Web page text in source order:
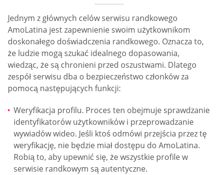
Jednym z głównych celów serwisu randkowego
AmoLatina jest zapewnienie swoim użytkownikom
doskonałego doświadczenia randkowego. Oznacza to,
że ludzie mogą szukać idealnego dopasowania,
wiedząc, że są chronieni przed oszustwami. Dlatego
zespół serwisu dba o bezpieczeństwo członków za
pomocą następujących funkcji:
Weryfikacja profilu. Proces ten obejmuje sprawdzanie
identyfikatorów użytkowników i przeprowadzanie
wywiadów wideo. Jeśli ktoś odmówi przejścia przez tę
weryfikację, nie będzie miał dostępu do AmoLatina.
Robią to, aby upewnić się, że wszystkie profile w
serwisie randkowym są autentyczne.